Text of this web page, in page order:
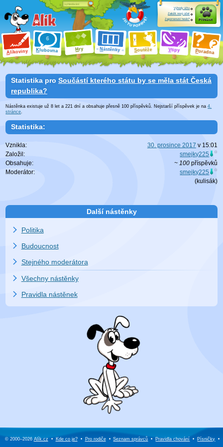
Alíkoviny Klubovna Hry Nástěnky Soutěže Vtipy Poradna
Výhody účtu
Založit nový účet
Zapomenuté heslo?
Přihlásit
Statistika pro Součástí kterého státu by se měla stát Česká
republika?
Nástěnka existuje už8 let a221 dní a obsahuje přesně 100 příspěvků. Nejstarší příspěvek je na4.
stránce
Statistika:
Vznikla: 30. prosince 2017 v 15:01
Založil:
smejky225
Obsahuje:
~ 100příspěvků
Moderátor:
smejky225
(kulisák)
Další nástěnky
Politika
Budoucnost
Stejného moderátora
Všechny nástěnky
Pravidla nástěnek
© 2000–2026Alík.cz • Kde co je? • Pro rodiče • Seznam správců • Pravidla chování • Písničky •